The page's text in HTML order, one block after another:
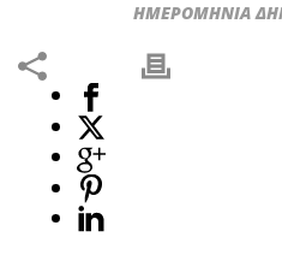
ΗΜΕΡΟΜΗΝΙΑ